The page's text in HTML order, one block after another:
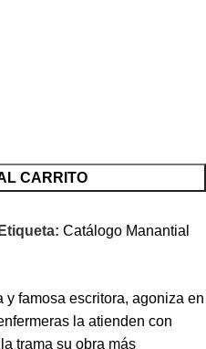
CARRITO
Etiqueta: Catálogo Manantial
famosa escritora, agoniza en
la atienden con
trama su obra más